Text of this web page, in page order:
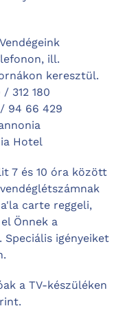
ill.
keresztül.
180
66 429
7 és 10 óra között
carte reggeli,
Önnek a
igényeiket
a TV-készüléken